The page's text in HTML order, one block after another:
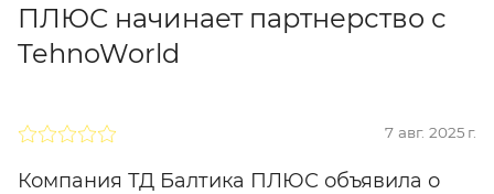
ПЛЮС начинает партнерство с
TehnoWorld
7 авг. 2025 г.
Компания ТД Балтика ПЛЮС объявила о